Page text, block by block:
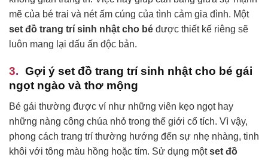
mẽ của bé trai và nét ấm cúng của tình cảm gia đình. Một
set đồ trang trí sinh nhật cho bé được thiết kế riêng sẽ
luôn mang lại dấu ấn độc bản.
Gợi ý set đồ trang trí sinh nhật cho bé gái
ngọt ngào và thơ mộng
Bé gái thường được ví như những viên kẹo ngọt hay
những nàng công chúa nhỏ trong thế giới cổ tích. Vì vậy,
phong cách trang trí thường hướng đến sự nhẹ nhàng, tinh
khôi với tông màu hồng hoặc tím. Sử dụng mộtset đồ